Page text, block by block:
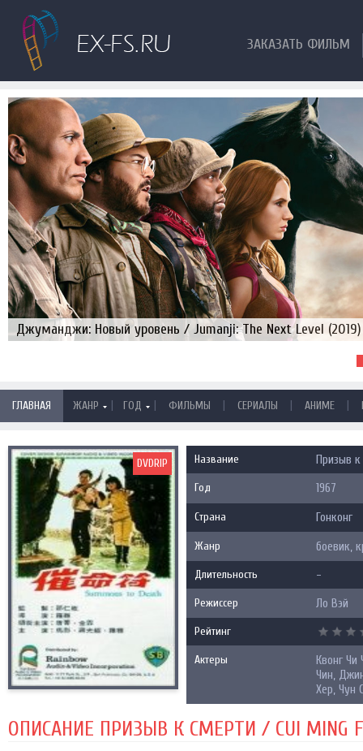
ЗАКАЗАТЬ ФИЛЬМ
Джуманджи: Новый уровень / Jumanji: The Next Level (2019)
ГЛАВНАЯ ЖАНР | ГОД | ФИЛЬМЫ | СЕРИАЛЫ | АНИМЕ |
DVDRIP Название Призыв к
Год 1967
Страна Гонконг
Жанр боевик,
Длительность -
Режиссер Ло Вэй
Рейтинг
Актеры
Квонг Чи
Чин,
Хер, Чун
ОПИСАНИЕ ПРИЗЫВ К СМЕРТИ / CUI MING